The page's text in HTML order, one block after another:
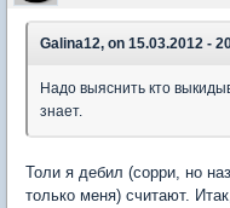
Galina12, on 15.03.2012 -
Надо выяснить кто
знает.
Толи я дебил (сорри, но
только меня) считают.